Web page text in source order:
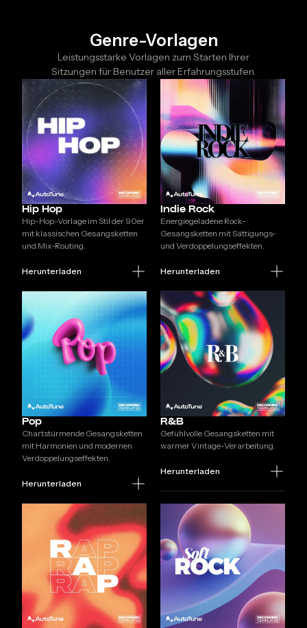
Genre-Vorlagen
Leistungsstarke Vorlagen zum Starten Ihrer
Sitzungen für Benutzer aller Erfahrungsstufen.
Hip Hop
Hip-Hop-Vorlage im Stil der 90er
mit klassischen Gesangsketten
und Mix-Routing.
Herunterladen
Indie Rock
Energiegeladene Rock-
Gesangsketten mit Sättigungs-
und Verdoppelungseffekten.
Herunterladen
Pop
Chartstürmende Gesangsketten
mit Harmonien und modernen
Verdoppelungseffekten.
Herunterladen
R&B
Gefühlvolle Gesangsketten mit
warmer Vintage-Verarbeitung.
Herunterladen